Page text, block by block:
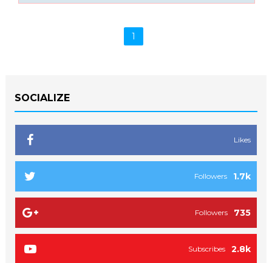
1
SOCIALIZE
Likes
1.7k
Followers
735
Followers
2.8k
Subscribes